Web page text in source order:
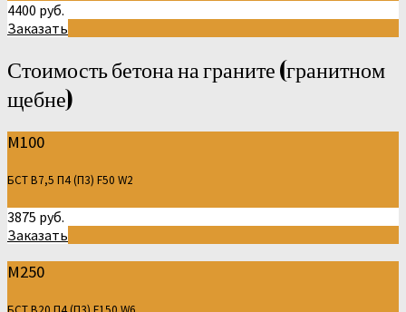
4400 руб.
Заказать
Стоимость бетона на граните (гранитном
щебне)
М100
БСТ В7,5 П4 (П3) F50 W2
3875 руб.
Заказать
М250